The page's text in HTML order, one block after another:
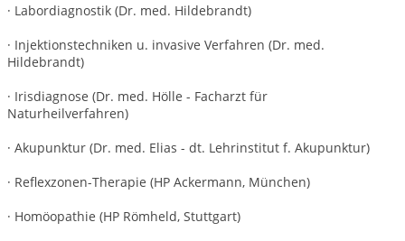
· Labordiagnostik (Dr. med. Hildebrandt)
· Injektionstechniken u. invasive Verfahren (Dr. med.
Hildebrandt)
· Irisdiagnose (Dr. med. Hölle - Facharzt für
Naturheilverfahren)
· Akupunktur (Dr. med. Elias - dt. Lehrinstitut f. Akupunktur)
· Reflexzonen-Therapie (HP Ackermann, München)
· Homöopathie (HP Römheld, Stuttgart)